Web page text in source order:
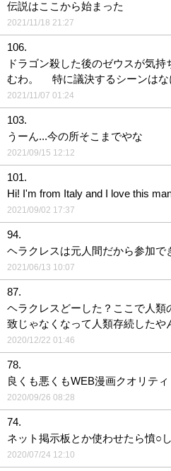
伝説はここから始まった
2021/11/18 21:27
106.
ドラゴン殺した後のゼウスが気
むわ。 特に議決するシーンはな
2021/11/07 01:24
103.
うーん...今の所そこまでやな
2021/09/15 12:12
101.
Hi! I'm from Italy and I love this
2021/09/02 17:37
94.
ヘラクレスは元人間だから参加で
2021/06/13 10:07
87.
ヘラクレスどーした？ここで人類
致じゃなくなって人類存続したや
2020/12/22 01:46
78.
良くも悪くもWEB漫画クオリティ
2020/09/26 08:28
74.
ネット掲示板とか使わせたら憤○
2020/07/24 12:10